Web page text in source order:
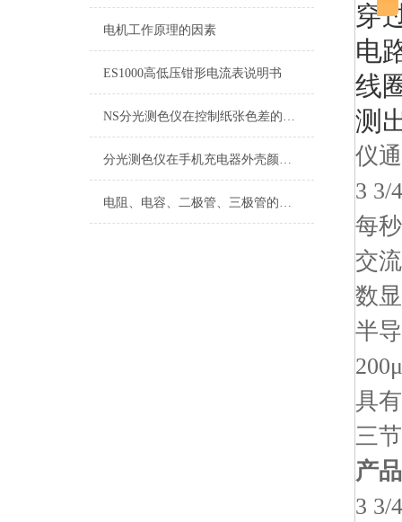
电机工作原理的因素
ES1000高低压钳形电流表说明书
NS分光测色仪在控制纸张色差的应用
分光测色仪在手机充电器外壳颜色测量上的应用
电阻、电容、二极管、三极管的测试
穿
电
线
测
仪
3 3/
每
交
数
半
具
三
产
3 3/